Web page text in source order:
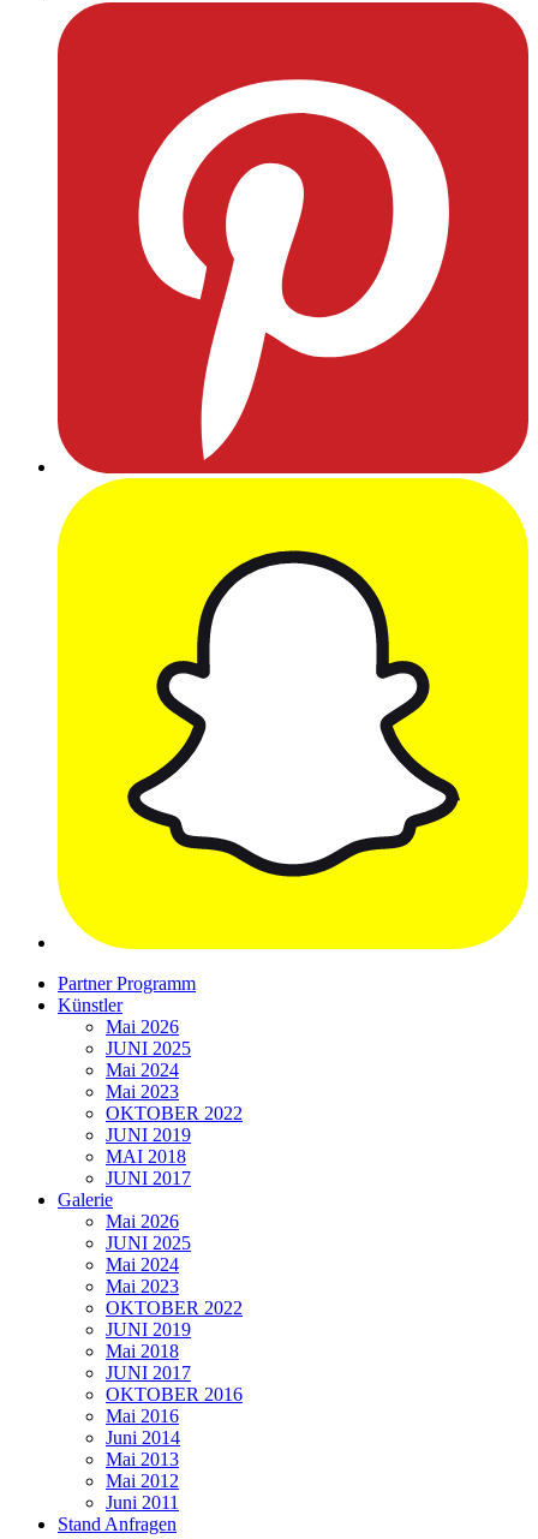
Partner Programm
Künstler
Mai 2026
JUNI 2025
Mai 2024
Mai 2023
OKTOBER 2022
JUNI 2019
MAI 2018
JUNI 2017
Galerie
Mai 2026
JUNI 2025
Mai 2024
Mai 2023
OKTOBER 2022
JUNI 2019
Mai 2018
JUNI 2017
OKTOBER 2016
Mai 2016
Juni 2014
Mai 2013
Mai 2012
Juni 2011
Stand Anfragen